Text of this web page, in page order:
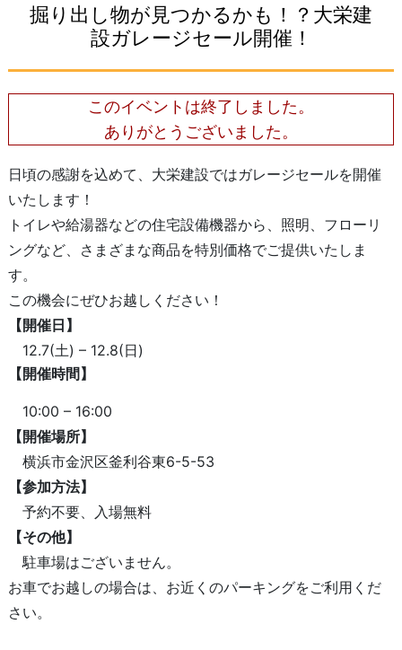
掘り出し物が見つかるかも！？大栄建
設ガレージセール開催！
このイベントは終了しました。
ありがとうございました。
日頃の感謝を込めて、大栄建設ではガレージセールを開催
いたします！
トイレや給湯器などの住宅設備機器から、照明、フローリ
ングなど、さまざまな商品を特別価格でご提供いたしま
す。
この機会にぜひお越しください！
【開催日】
12.7(土) – 12.8(日)
【開催時間】
10:00 – 16:00
【開催場所】
横浜市金沢区釜利谷東6-5-53
【参加方法】
予約不要、入場無料
【その他】
駐車場はございません。
お車でお越しの場合は、お近くのパーキングをご利用くだ
さい。